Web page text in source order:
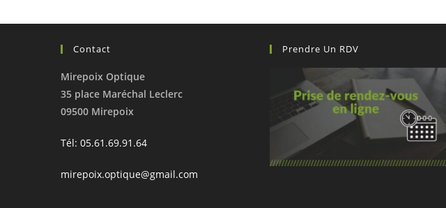
Contact
Mirepoix Optique
35 place Maréchal Leclerc
09500 Mirepoix
Tél: 05.61.69.91.64
mirepoix.optique@gmail.com
Prendre Un RDV